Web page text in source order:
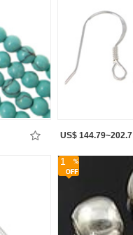
US$ 144.79~202.7
1